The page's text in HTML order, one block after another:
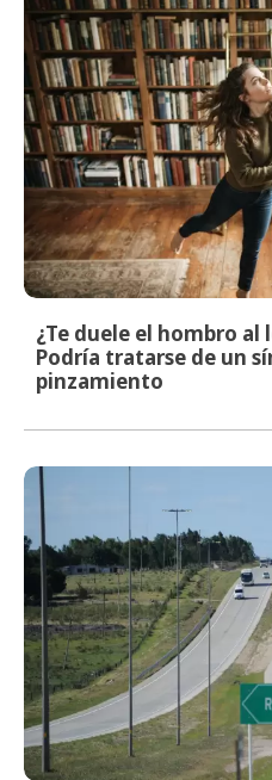
¿Te duele el hombro al
Podría tratarse de un
pinzamiento